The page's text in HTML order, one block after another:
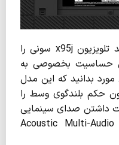
معمولا مشتریان وقتی قصد خرید تلویزیون x95j سونی را
حساسیت بخصوصی به
بدانید که این مدل
حکم بلندگوی وسط را
داشتن صدای سینمایی
و اکوستیک از سیستم صوتی Acoustic Multi-Audio